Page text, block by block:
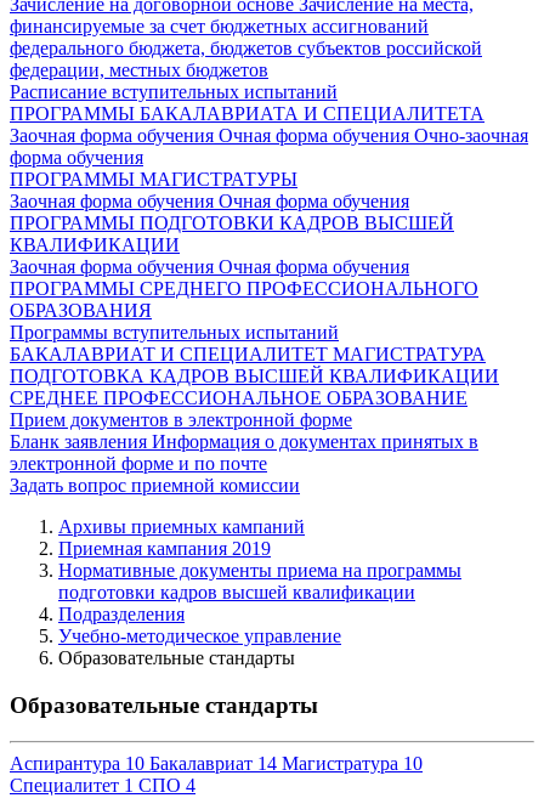
финансируемые за счет бюджетных ассигнований
федерального бюджета, бюджетов субъектов российской
федерации, местных бюджетов
Расписание вступительных испытаний
ПРОГРАММЫ БАКАЛАВРИАТА И СПЕЦИАЛИТЕТА
Заочная форма обучения Очная форма обучения Очно-заочная
форма обучения
ПРОГРАММЫ МАГИСТРАТУРЫ
Заочная форма обучения Очная форма обучения
ПРОГРАММЫ ПОДГОТОВКИ КАДРОВ ВЫСШЕЙ
КВАЛИФИКАЦИИ
Заочная форма обучения Очная форма обучения
ПРОГРАММЫ СРЕДНЕГО ПРОФЕССИОНАЛЬНОГО
ОБРАЗОВАНИЯ
Программы вступительных испытаний
БАКАЛАВРИАТ И СПЕЦИАЛИТЕТ МАГИСТРАТУРА
ПОДГОТОВКА КАДРОВ ВЫСШЕЙ КВАЛИФИКАЦИИ
СРЕДНЕЕ ПРОФЕССИОНАЛЬНОЕ ОБРАЗОВАНИЕ
Прием документов в электронной форме
Бланк заявления Информация о документах принятых в
электронной форме и по почте
Задать вопрос приемной комиссии
Архивы приемных кампаний
Приемная кампания 2019
Нормативные документы приема на программы
подготовки кадров высшей квалификации
Подразделения
Учебно-методическое управление
Образовательные стандарты
Образовательные стандарты
Аспирантура 10 Бакалавриат 14 Магистратура 10
Специалитет 1 СПО 4